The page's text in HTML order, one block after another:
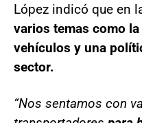
López indicó que en
varios temas como
vehículos y una
sector.
“Nos sentamos con